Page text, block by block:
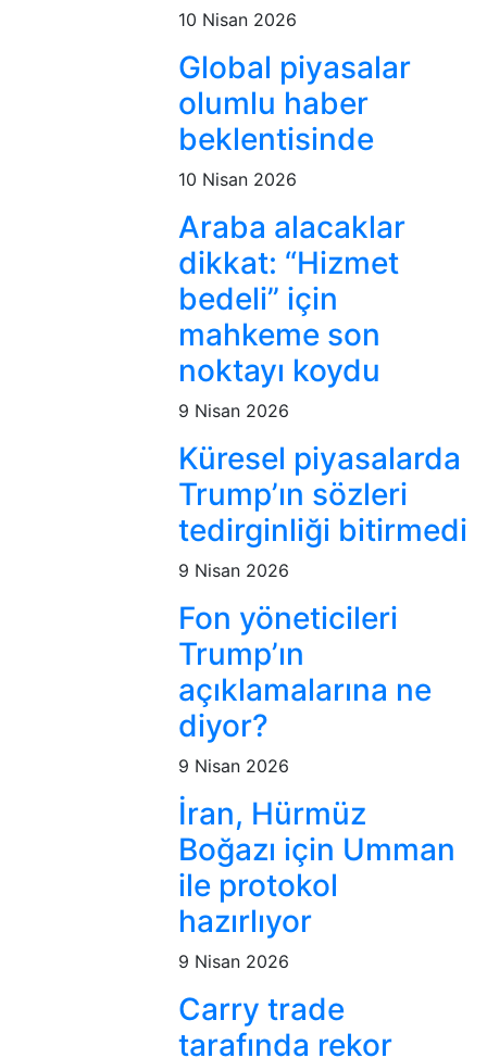
10 Nisan 2026
Global piyasalar
olumlu haber
beklentisinde
10 Nisan 2026
Araba alacaklar
dikkat: “Hizmet
bedeli” için
mahkeme son
noktayı koydu
9 Nisan 2026
Küresel piyasalarda
Trump’ın sözleri
tedirginliği bitirmedi
9 Nisan 2026
Fon yöneticileri
Trump’ın
açıklamalarına ne
diyor?
9 Nisan 2026
İran, Hürmüz
Boğazı için Umman
ile protokol
hazırlıyor
9 Nisan 2026
Carry trade
tarafında rekor